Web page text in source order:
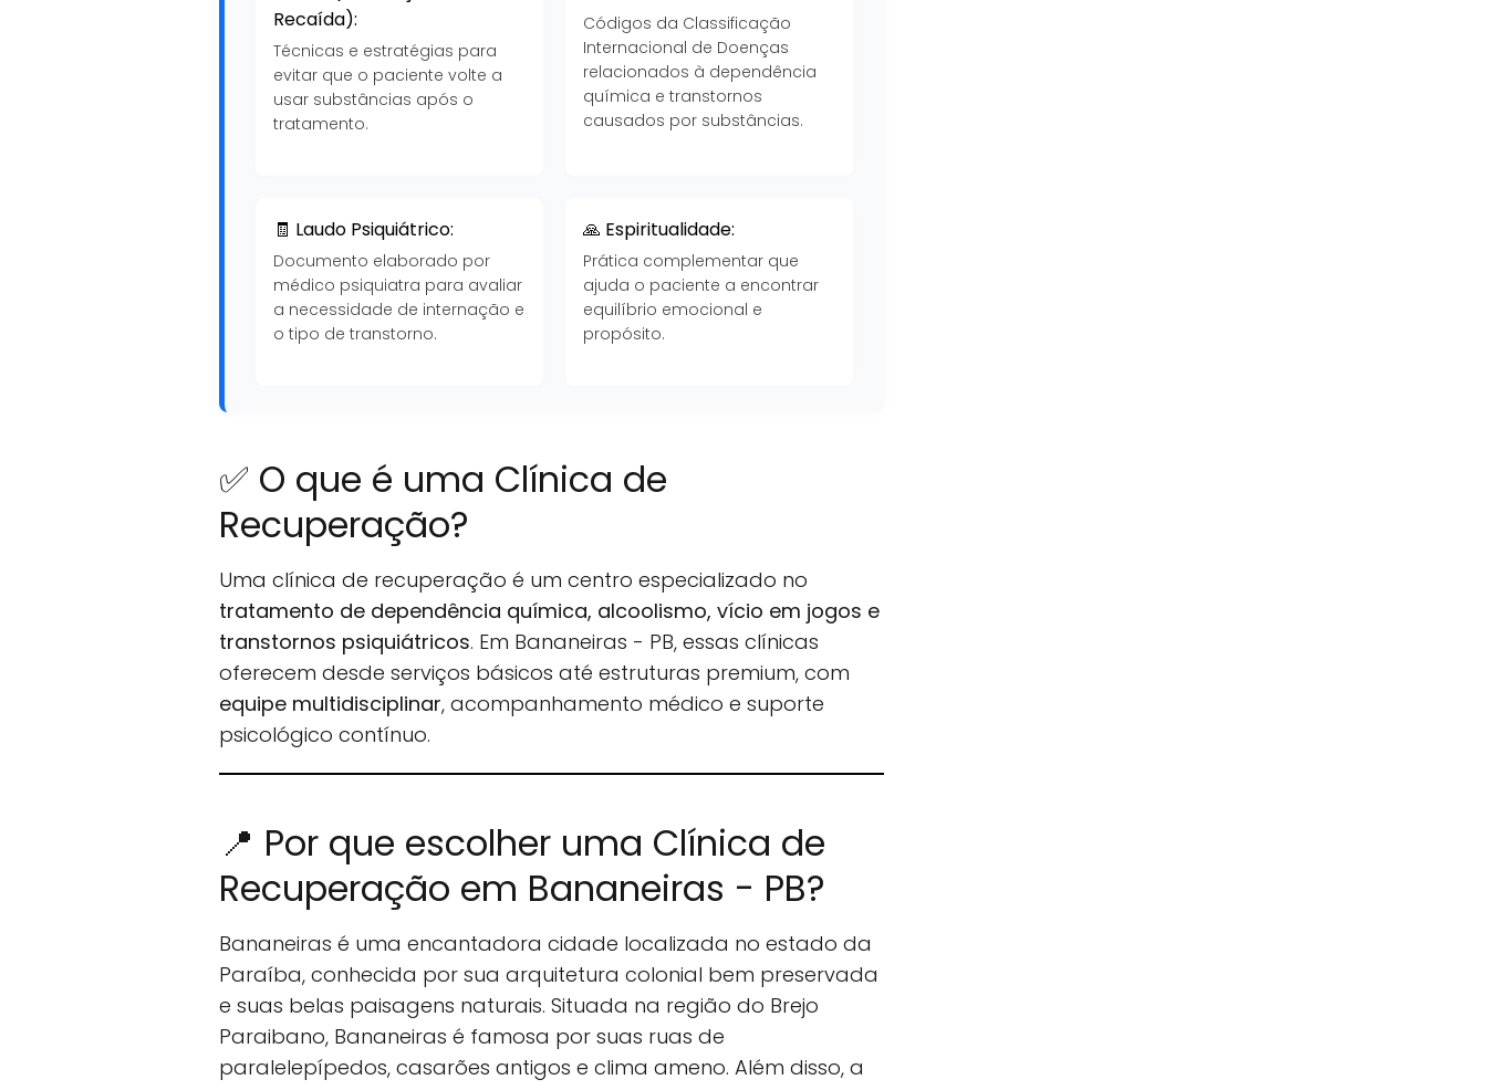
Recaída):
Técnicas e estratégias para
evitar que o paciente volte a
usar substâncias após o
tratamento.
Códigos da Classificação
Internacional de Doenças
relacionados à dependência
química e transtornos
causados por substâncias.
🧾 Laudo Psiquiátrico:
Documento elaborado por
médico psiquiatra para avaliar
a necessidade de internação e
o tipo de transtorno.
🙏 Espiritualidade:
Prática complementar que
ajuda o paciente a encontrar
equilíbrio emocional e
propósito.
✅ O que é uma Clínica de
Recuperação?
Uma clínica de recuperação é um centro especializado no
tratamento de dependência química, alcoolismo, vício em jogos e
transtornos psiquiátricos. Em Bananeiras - PB, essas clínicas
oferecem desde serviços básicos até estruturas premium, com
equipe multidisciplinar, acompanhamento médico e suporte
psicológico contínuo.
📍 Por que escolher uma Clínica de
Recuperação em Bananeiras - PB?
Bananeiras é uma encantadora cidade localizada no estado da
Paraíba, conhecida por sua arquitetura colonial bem preservada
e suas belas paisagens naturais. Situada na região do Brejo
Paraibano, Bananeiras é famosa por suas ruas de
paralelepípedos, casarões antigos e clima ameno. Além disso, a